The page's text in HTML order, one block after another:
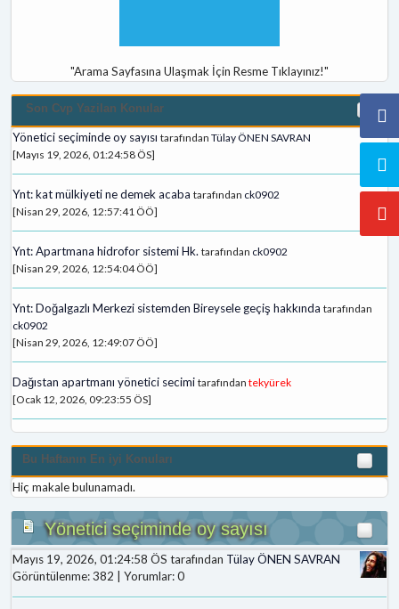
"Arama Sayfasına Ulaşmak İçin Resme Tıklayınız!"
Son Cvp Yazilan Konular
Yönetici seçiminde oy sayısı tarafından Tülay ÖNEN SAVRAN
[Mayıs 19, 2026, 01:24:58 ÖS]
Ynt: kat mülkiyeti ne demek acaba tarafından ck0902
[Nisan 29, 2026, 12:57:41 ÖÖ]
Ynt: Apartmana hidrofor sistemi Hk. tarafından ck0902
[Nisan 29, 2026, 12:54:04 ÖÖ]
Ynt: Doğalgazlı Merkezi sistemden Bireysele geçiş hakkında tarafından
ck0902
[Nisan 29, 2026, 12:49:07 ÖÖ]
Dağıstan apartmanı yönetici secimi tarafından tekyürek
[Ocak 12, 2026, 09:23:55 ÖS]
Bu Haftanın En iyi Konuları
Hiç makale bulunamadı.
Yönetici seçiminde oy sayısı
Mayıs 19, 2026, 01:24:58 ÖS tarafından Tülay ÖNEN SAVRAN
Görüntülenme: 382 | Yorumlar: 0